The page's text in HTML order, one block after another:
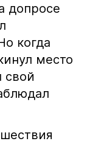
допросе
когда
место
свой